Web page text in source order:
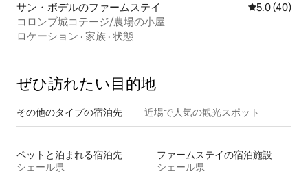
サン・ボデルのファームステイ レビュー40
5.0 (40)
コロンブ城コテージ/農場の小屋
ロケーション · 家族 · 状態
ぜひ訪⁠れ⁠た⁠い目⁠的⁠地
その他のタ⁠イ⁠プ⁠の宿⁠泊⁠先 近場で人気の観光スポット
ペットと泊まれる宿泊先
シェール県
ファームステイの宿泊施設
シェール県